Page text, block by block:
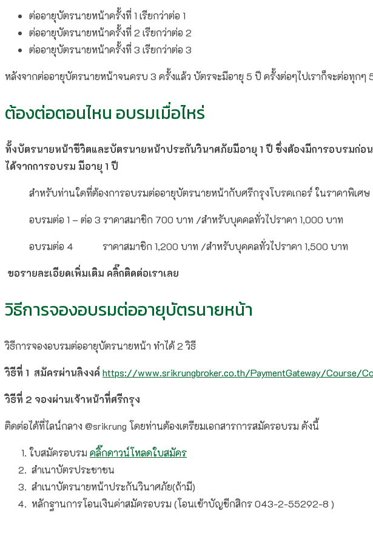
ต่ออายุบัตรนายหน้าครั้งที่ 1 เรียกว่าต่อ 1
ต่ออายุบัตรนายหน้าครั้งที่ 2 เรียกว่าต่อ 2
ต่ออายุบัตรนายหน้าครั้งที่ 3 เรียกว่าต่อ 3
หลังจากต่ออายุบัตรนายหน้าจนครบ 3 ครั้งแล้ว บัตรจะมีอายุ 5 ปี ครั้งต่อๆไปเราก็จะต่อทุกๆ
ต้องต่อตอนไหน อบรมเมื่อไหร่
ทั้งบัตรนายหน้าชีวิตและบัตรนายหน้าประกันวินาศภัยมีอายุ 1 ปี ซึ่งต้องมีการอบรมก่
ได้จากการอบรม มีอายุ 1 ปี
สำหรับท่านใดที่ต้องการอบรมต่ออายุบัตรนายหน้ากับศรีกรุงโบรคเกอร์ ในราคาพิเศษ
อบรมต่อ 1 – ต่อ 3 ราคาสมาชิก 700 บาท /สำหรับบุคคลทั่วไปราคา 1,000 บาท
อบรมต่อ 4 ราคาสมาชิก 1,200 บาท /สำหรับบุคคลทั่วไปราคา 1,500 บาท
ขอรายละเอียดเพิ่มเติม คลิ๊กติดต่อเราเลย
วิธีการจองอบรมต่ออายุบัตรนายหน้า
วิธีการจองอบรมต่ออายุบัตรนายหน้า ทำได้ 2 วิธี
วิธีที่ 1 สมัครผ่านลิงงค์ https://www.srikrungbroker.co.th/PaymentGateway/Course/
วิธีที่ 2 จองผ่านเจ้าหน้าที่ศรีกรุง
ติดต่อได้ที่ไลน์กลาง @srikrung โดยท่านต้องเตรียมเอกสารการสมัครอบรม ดังนี้
ใบสมัครอบรม คลิ๊กดาวน์โหลดใบสมัคร
สำเนาบัตรประชาชน
สำเนาบัตรนายหน้าประกันวินาศภัย(ถ้ามี)
หลักฐานการโอนเงินค่าสมัครอบรม (โอนเข้าบัญชีกสิกร 043-2-55292-8 )